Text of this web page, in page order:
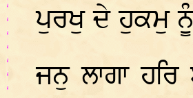
ਪੁਰਖੁ ਦੇ ਹੁਕਮੁ
ਜਨੁ ਲਾਗਾ